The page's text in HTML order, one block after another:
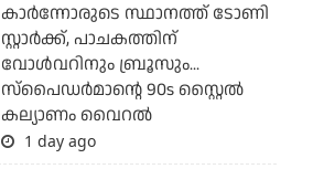
കാര്‍ന്നോരുടെ സ്ഥാനത്ത് ടോണി
സ്റ്റാര്‍ക്ക്, പാചകത്തിന്
വോള്‍വറിനും ബ്രൂസും...
സ്‌പൈഡര്‍മാന്റെ 90s സ്റ്റൈല്‍
കല്യാണം വൈറല്‍
1 day ago